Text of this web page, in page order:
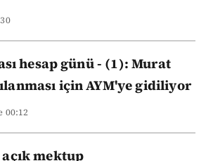
hesap günü - (1): Murat
için AYM'ye gidiliyor
00:12
mektup